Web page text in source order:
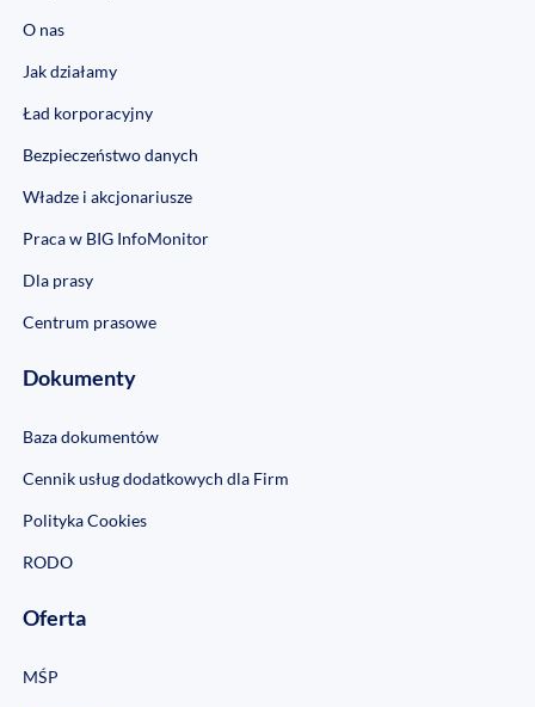
O nas
Jak działamy
Ład korporacyjny
Bezpieczeństwo danych
Władze i akcjonariusze
Praca w BIG InfoMonitor
Dla prasy
Centrum prasowe
Dokumenty
Baza dokumentów
Cennik usług dodatkowych dla Firm
Polityka Cookies
RODO
Oferta
MŚP